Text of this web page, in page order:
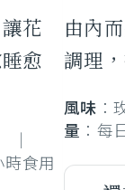
花
愈
｜
時食用
由內
調理
風味
量 ：每